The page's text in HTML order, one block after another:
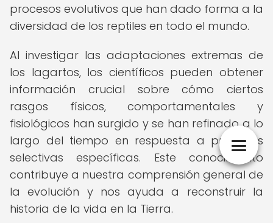
procesos evolutivos que han dado forma a la
diversidad de los reptiles en todo el mundo.
Al investigar las adaptaciones extremas de
los lagartos, los científicos pueden obtener
información crucial sobre cómo ciertos
rasgos físicos, comportamentales y
fisiológicos han surgido y se han refinado a lo
largo del tiempo en respuesta a presiones
selectivas específicas. Este conocimiento
contribuye a nuestra comprensión general de
la evolución y nos ayuda a reconstruir la
historia de la vida en la Tierra.